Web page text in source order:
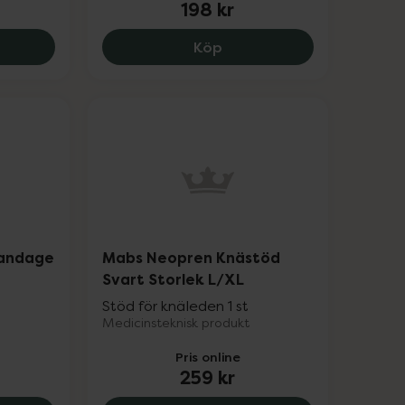
Arthritis Knee Support M, 269 kr.
198 kr
KöpMabs Elastiskt
Mabs Neopren Knästöd
Svart Storlek L/XL
Stöd för knäleden 1 st
Medicinsteknisk produkt
Pris online
259 kr